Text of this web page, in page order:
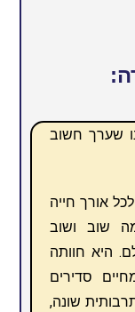
שערך חשוב
אורך חייה
שוב ושוב
היא חוותה
סדירים
שונה,